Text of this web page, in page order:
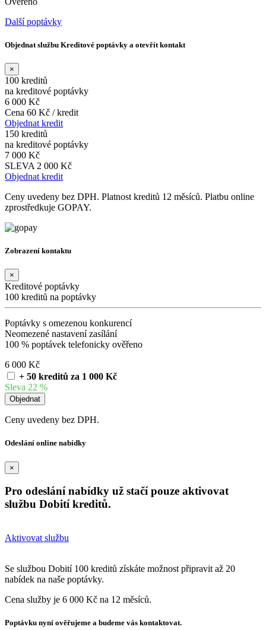
Další poptávky
Objednat službu Kreditové poptávky a otevřít kontakt
×
100 kreditů
na kreditové poptávky
6 000 Kč
Cena 60 Kč / kredit
Objednat kredit
150 kreditů
na kreditové poptávky
7 000 Kč
SLEVA 2 000 Kč
Objednat kredit
Ceny uvedeny bez DPH. Platnost kreditů 12 měsíců. Platbu online
zprostředkuje GOPAY.
Zobrazení kontaktu
×
Kreditové poptávky
100 kreditů na poptávky
Poptávky s omezenou konkurencí
Neomezené nastavení zasílání
100 % poptávek telefonicky ověřeno
6 000 Kč
+ 50 kreditů za 1 000 Kč
Sleva 22 %
Ceny uvedeny bez DPH.
Odeslání online nabídky
×
Pro odeslání nabídky už stačí pouze aktivovat
službu Dobití kreditů.
Aktivovat službu
Se službou Dobití 100 kreditů získáte možnost připravit až 20
nabídek na naše poptávky.
Cena služby je 6 000 Kč na 12 měsíců.
Poptávku nyní ověřujeme a budeme vás kontaktovat.